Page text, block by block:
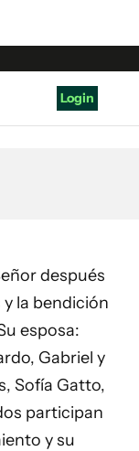
Login
después
la bendición
esposa:
Gabriel y
Sofía Gatto,
participan
y su